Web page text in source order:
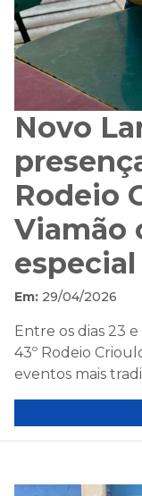
Novo
Rodeio
Viamão
especial
Em: 29/04/2026
Entre os dias 23
43º Rodeio
eventos mais